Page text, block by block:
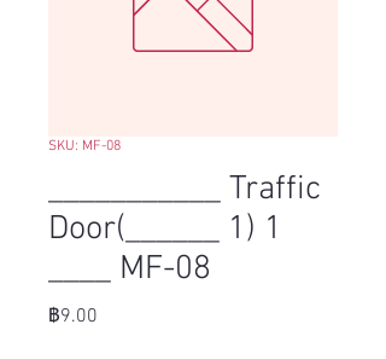
SKU: MF-08
___________ Traffic
Door(______ 1) 1
____ MF-08
฿9.00